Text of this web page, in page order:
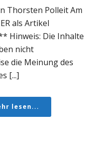
Thorsten Polleit Am
als Artikel
Hinweis: Die Inhalte
nicht
die Meinung des
[...]
lesen...